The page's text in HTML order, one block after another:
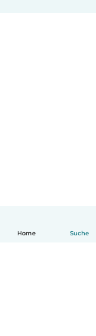
Home Suche